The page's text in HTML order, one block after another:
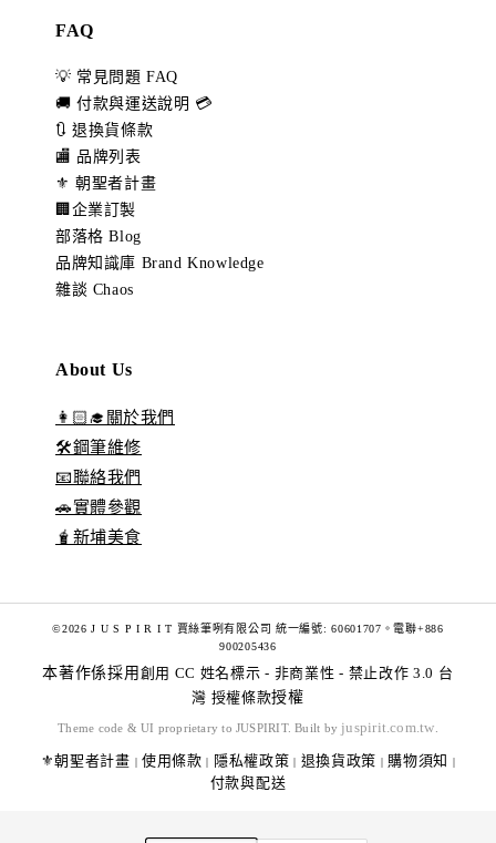
FAQ
💡 常見問題 FAQ
🚚 付款與運送說明 💳
🔃 退換貨條款
🏬 品牌列表
⚜️ 朝聖者計畫
🏢企業訂製
部落格 Blog
品牌知識庫 Brand Knowledge
雜談 Chaos
About Us
👩🏻‍🎓關於我們
🛠️鋼筆維修
📧聯絡我們
🚗實體參觀
🧋新埔美食
©2026 J U S P I R I T 賈絲筆咧有限公司 統一編號: 60601707。電聯+886
900205436
本著作係採用 創用 CC 姓名標示 - 非商業性 - 禁止改作 3.0 台
灣 授權條款授權
Theme code & UI proprietary to JUSPIRIT. Built by juspirit.com.tw
⚜️朝聖者計畫 | 使用條款 | 隱私權政策 | 退換貨政策 | 購物須知 |
付款與配送